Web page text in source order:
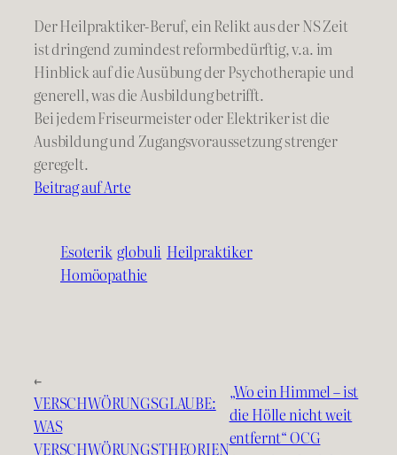
Der Heilpraktiker-Beruf, ein Relikt aus der NS Zeit
ist dringend zumindest reformbedürftig, v.a. im
Hinblick auf die Ausübung der Psychotherapie und
generell, was die Ausbildung betrifft.
Bei jedem Friseurmeister oder Elektriker ist die
Ausbildung und Zugangsvoraussetzung strenger
geregelt.
Beitrag auf Arte
Esoterik globuli Heilpraktiker
Homöopathie
←
VERSCHWÖRUNGSGLAUBE:
WAS
VERSCHWÖRUNGSTHEORIEN
„Wo ein Himmel – ist
die Hölle nicht weit
entfernt“ OCG